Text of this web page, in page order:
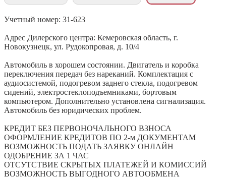
Учетный номер: 31-623
Адрес Дилерского центра: Кемеровская область, г.
Новокузнецк, ул. Рудокопровая, д. 10/4
Автомобиль в хорошем состоянии. Двигатель и коробка
переключения передач без нареканий. Комплектация с
аудиосистемой, подогревом заднего стекла, подогревом
сидений, электростеклоподъемниками, бортовым
компьютером. Дополнительно установлена сигнализация.
Автомобиль без юридических проблем.
КРЕДИТ БЕЗ ПЕРВОНОЧАЛЬНОГО ВЗНОСА
ОФОРМЛЕНИЕ КРЕДИТОВ ПО 2-м ДОКУМЕНТАМ
ВОЗМОЖНОСТЬ ПОДАТЬ ЗАЯВКУ ОНЛАЙН
ОДОБРЕНИЕ ЗА 1 ЧАС
ОТСУТСТВИЕ СКРЫТЫХ ПЛАТЕЖЕЙ И КОМИССИЙ
ВОЗМОЖНОСТЬ ВЫГОДНОГО АВТООБМЕНА